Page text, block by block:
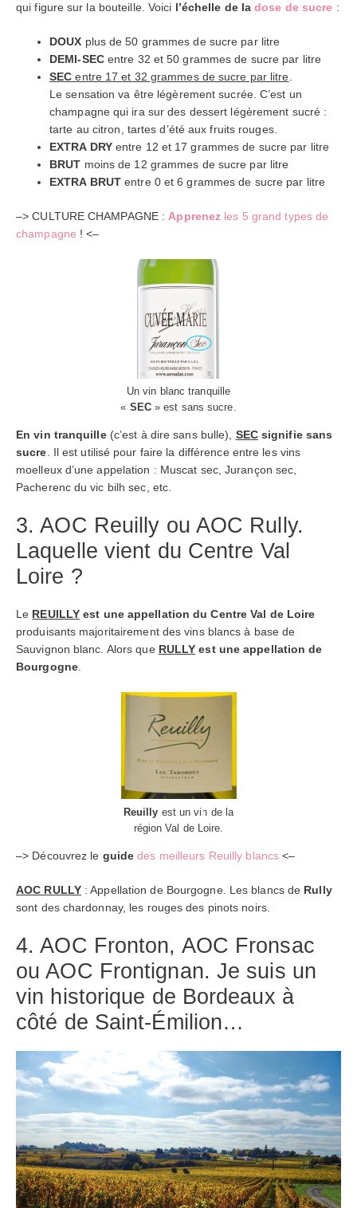
qui figure sur la bouteille. Voici l’échelle de ladose de sucre :
DOUX plus de 50 grammes de sucre par litre
DEMI-SEC entre 32 et 50 grammes de sucre par litre
SEC entre 17 et 32 grammes de sucre par litre
Le sensation va être légèrement sucrée. C’est un
champagne qui ira sur des dessert légèrement sucré :
tarte au citron, tartes d’été aux fruits rouges.
EXTRA DRY entre 12 et 17 grammes de sucre par litre
BRUT moins de 12 grammes de sucre par litre
EXTRA BRUTentre 0 et 6 grammes de sucre par litre
–> CULTURE CHAMPAGNE : Apprenez les 5 grand types de
champagne ! <–
Un vin blanc tranquille
« SEC» est sans sucre.
En vin tranquille(c’est à dire sans bulle), SECsignifie sans
sucre . Il est utilisé pour faire la différence entre les vins
moelleux d’une appelation : Muscat sec, Jurançon sec,
Pacherenc du vic bilh sec, etc.
3. AOC Reuilly ou AOC Rully.
Laquelle vient du Centre Val
Loire ?
Le REUILLY est une appellation du Centre Val de Loire
produisants majoritairement des vins blancs à base de
Sauvignon blanc. Alors que RULLY est une appellation de
Bourgogne.
Reuilly est un vin de la
région Val de Loire.
–> Découvrez le guide des meilleurs Reuilly blancs <–
AOC RULLY: Appellation de Bourgogne. Les blancs de Rully
sont des chardonnay, les rouges des pinots noirs.
4. AOC Fronton, AOC Fronsac
ou AOC Frontignan. Je suis un
vin historique de Bordeaux à
côté de Saint-Émilion…